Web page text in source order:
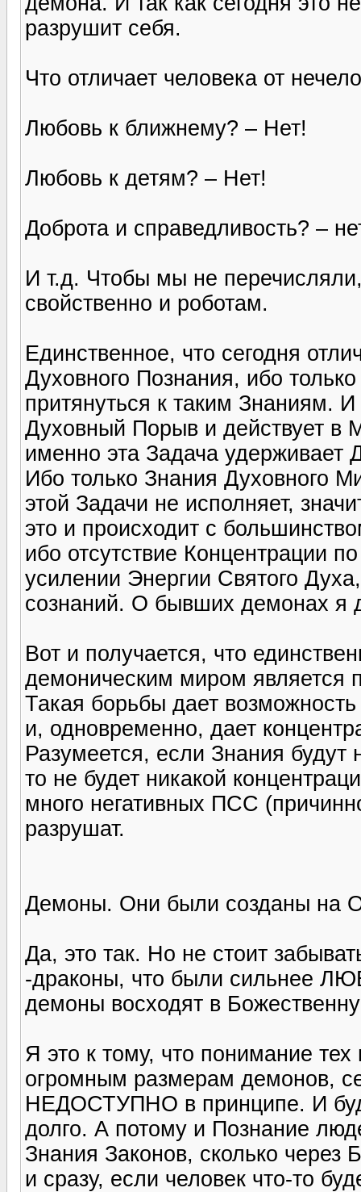
разрушит себя.
Что отличает человека от
Любовь к ближнему? – Нет!
Любовь к детям? – Нет!
Доброта и справедливость? –
И т.д. Чтобы мы не
свойственно и роботам.
Единственное, что сегодня
Духовного Познания, ибо
притянуться к таким Знаниям.
Духовный Порыв и действует в
именно эта Задача
Ибо только Знания Духовного
этой Задачи не исполняет,
это и происходит с
ибо отсутствие Концентрации
усилении Энергии Святого
сознаний. О бывших демонах я
Вот и получается, что
демоническим миром является
Такая борьбы дает
и, одновременно, дает
Разумеется, если Знания
то не будет никакой
много негативных ПСС
разрушат.
Демоны. Они были созданы на
Да, это так. Но не стоит
-драконы, что были сильнее
демоны восходят в
Я это к тому, что понимание
огромным размерам демонов,
НЕДОСТУПНО в принципе. И
долго. А потому и Познание
Знания Законов, сколько через
и сразу, если человек что-то